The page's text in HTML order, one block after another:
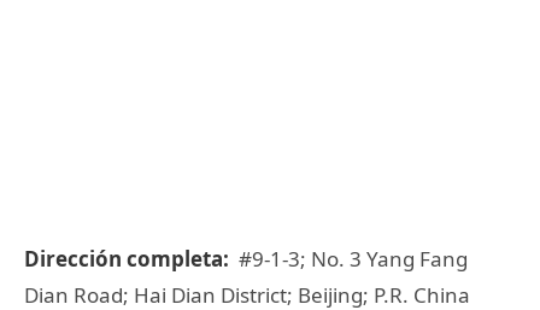
Dirección completa: #9-1-3; No. 3 Yang Fang
Dian Road; Hai Dian District; Beijing; P.R. China